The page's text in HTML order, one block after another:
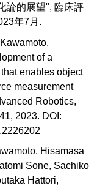
論的展望", 臨床評
年7月.
of a
enables object
measurement
Robotics,
2023. DOI:
Hisamasa
Sone, Sachiko
Hattori,